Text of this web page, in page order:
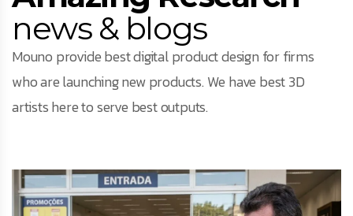
news & blogs
Mouno provide best digital product design for firms
who are launching new products. We have best 3D
artists here to serve best outputs.